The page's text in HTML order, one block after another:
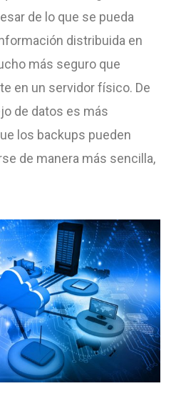
de lo que se pueda
distribuida en
más seguro que
en un servidor físico. De
de datos es más
los backups pueden
de manera más sencilla,